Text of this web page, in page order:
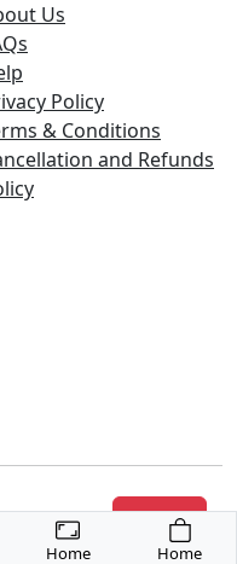
Us
Policy
& Conditions
and Refunds
. All rights reserved.
Home Home
Join Us